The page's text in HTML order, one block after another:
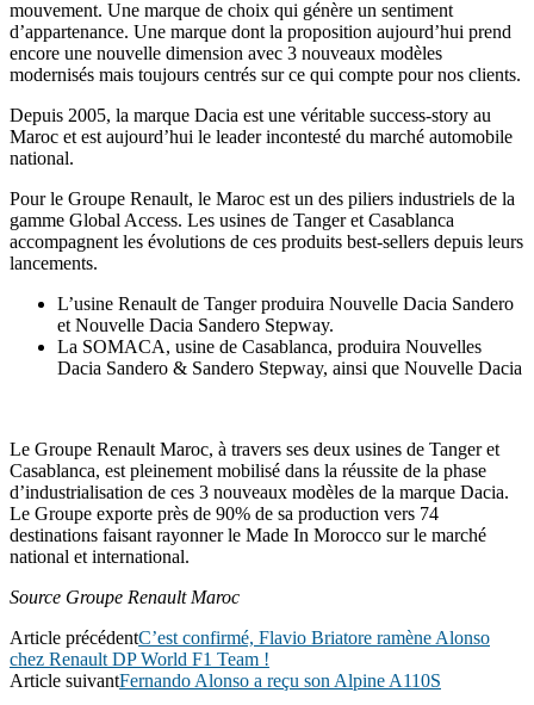
mouvement. Une marque de choix qui génère un sentiment
d’appartenance. Une marque dont la proposition aujourd’hui prend
encore une nouvelle dimension avec 3 nouveaux modèles
modernisés mais toujours centrés sur ce qui compte pour nos clients.
Depuis 2005, la marque Dacia est une véritable success-story au
Maroc et est aujourd’hui le leader incontesté du marché automobile
national.
Pour le Groupe Renault, le Maroc est un des piliers industriels de la
gamme Global Access. Les usines de Tanger et Casablanca
accompagnent les évolutions de ces produits best-sellers depuis leurs
lancements.
L’usine Renault de Tanger produira Nouvelle Dacia Sandero
et Nouvelle Dacia Sandero Stepway.
La SOMACA, usine de Casablanca, produira Nouvelles
Dacia Sandero & Sandero Stepway, ainsi que Nouvelle Dacia
Le Groupe Renault Maroc, à travers ses deux usines de Tanger et
Casablanca, est pleinement mobilisé dans la réussite de la phase
d’industrialisation de ces 3 nouveaux modèles de la marque Dacia.
Le Groupe exporte près de 90% de sa production vers 74
destinations faisant rayonner le Made In Morocco sur le marché
national et international.
Source Groupe Renault Maroc
Article précédentC’est confirmé, Flavio Briatore ramène Alonso
chez Renault DP World F1 Team !
Article suivantFernando Alonso a reçu son Alpine A110S